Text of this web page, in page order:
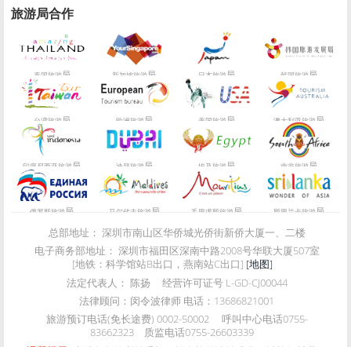
旅游局合作
泰国旅游局 新加坡旅游局 日本旅游局 韩国旅游局
台湾旅游局 欧洲旅游局 美国旅游局 澳大利亚旅游局
印度尼西亚旅游局 迪拜旅游局 埃及旅游局 南非旅游局
俄罗斯旅游局 马尔代夫旅游局 毛里求斯旅游局 斯里兰卡旅游局
总部地址： 深圳市南山区华侨城光侨街新侨大厦一、二楼
电子商务部地址： 深圳市福田区深南中路2008号华联大厦507室
[地铁：科学馆站B出口，燕南站C出口] [地图]
法定代表人： 陈扬 经营许可证号 L-GD-CJ00044
法律顾问： 闵令波律师 电话：13686821001
旅游预订电话(免长途费) 0002-50002 呼叫中心电话0755-
83662323
质监电话0755-26603339